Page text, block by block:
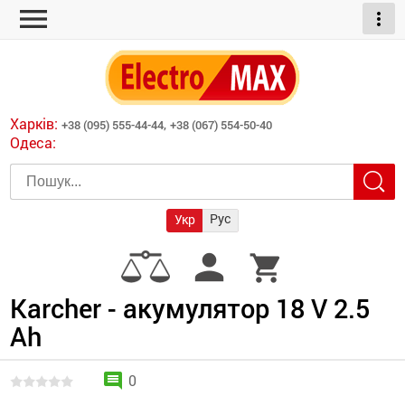
menu more_vert
Харків: +38 (095) 555-44-44, +38 (067) 554-50-40
Одеса:
Укр Рус
person shopping_cart
обігрівачі
машини
для
Karcher - акумулятор 18 V 2.5
Ah
comment 0